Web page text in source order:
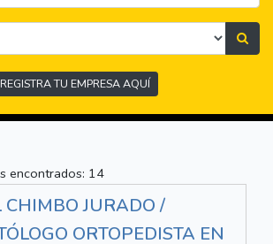
REGISTRA TU EMPRESA AQUÍ
encontrados: 14
CHIMBO JURADO /
ORTOPEDISTA EN